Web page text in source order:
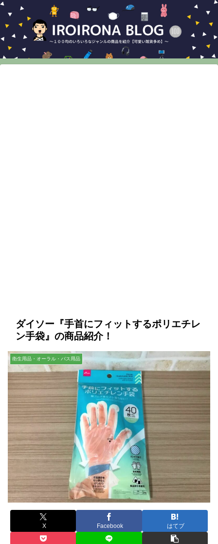
ダイソー『手首にフィットするポリエチレ
ン手袋』の商品紹介！
衛生用品・オーラル・バス用品
X Facebook はてブ